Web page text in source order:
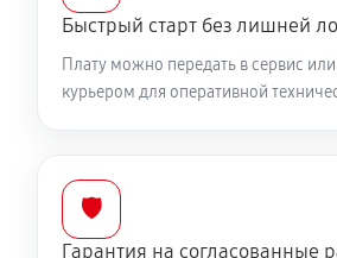
Быстрый старт без лишней
Плату можно передать в сервис
курьером для оперативной
🛡️
Гарантия на согласованные